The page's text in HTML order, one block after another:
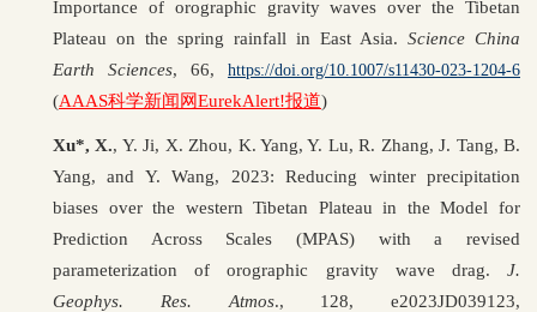
Importance of orographic gravity waves over the Tibetan
Plateau on the spring rainfall in East Asia. Science China
Earth Sciences, 66, https://doi.org/10.1007/s11430-023-1204-6
(AAAS科学新闻网EurekAlert!报道)
Xu*, X., Y. Ji, X. Zhou, K. Yang, Y. Lu, R. Zhang, J. Tang, B.
Yang, and Y. Wang, 2023: Reducing winter precipitation
biases over the western Tibetan Plateau in the Model for
Prediction Across Scales (MPAS) with a revised
parameterization of orographic gravity wave drag. J.
Geophys. Res. Atmos., 128, e2023JD039123,